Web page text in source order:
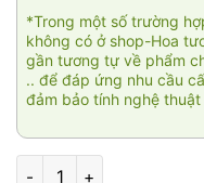
*Trong một số trường
không có ở shop-Hoa
gần tương tự về phẩm
.. để đáp ứng nhu cầu
đảm bảo tính nghệ
Niệm khúc cuối 3 số lượng